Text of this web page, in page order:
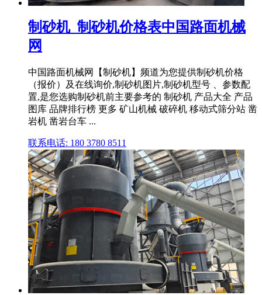
制砂机_制砂机价格表中国路面机械
网
中国路面机械网【制砂机】频道为您提供制砂机价格
（报价）及在线询价,制砂机图片,制砂机型号 、参数配
置,是您选购制砂机前主要参考的 制砂机 产品大全 产品
图库 品牌排行榜 更多 矿山机械 破碎机 移动式筛分站 凿
岩机 凿岩台车 ...
联系电话: 180 3780 8511